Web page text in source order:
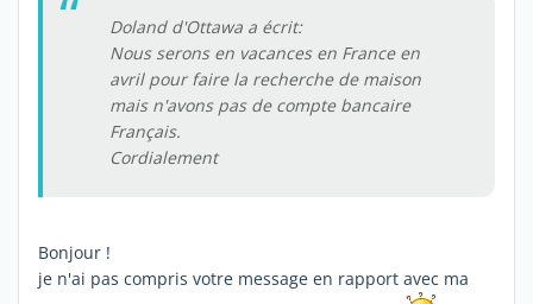
Doland d'Ottawa a écrit:
Nous serons en vacances en France en
avril pour faire la recherche de maison
mais n'avons pas de compte bancaire
Français.
Cordialement
Bonjour !
je n'ai pas compris votre message en rapport avec ma